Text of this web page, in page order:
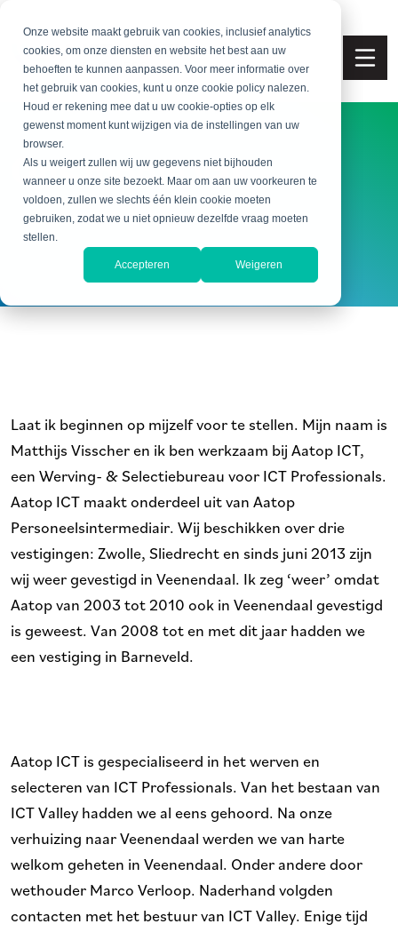
Onze website maakt gebruik van cookies, inclusief analytics
cookies, om onze diensten en website het best aan uw
behoeften te kunnen aanpassen. Voor meer informatie over
het gebruik van cookies, kunt u onze cookie policy nalezen.
Houd er rekening mee dat u uw cookie-opties op elk
gewenst moment kunt wijzigen via de instellingen van uw
browser.
Als u weigert zullen wij uw gegevens niet bijhouden
wanneer u onze site bezoekt. Maar om aan uw voorkeuren te
voldoen, zullen we slechts één klein cookie moeten
gebruiken, zodat we u niet opnieuw dezelfde vraag moeten
stellen.
Accepteren Weigeren
Ons mooie vak
Laat ik beginnen op mijzelf voor te stellen. Mijn naam is
Matthijs Visscher en ik ben werkzaam bij Aatop ICT,
een Werving- & Selectiebureau voor ICT Professionals.
Aatop ICT maakt onderdeel uit van Aatop
Personeelsintermediair. Wij beschikken over drie
vestigingen: Zwolle, Sliedrecht en sinds juni 2013 zijn
wij weer gevestigd in Veenendaal. Ik zeg ‘weer’ omdat
Aatop van 2003 tot 2010 ook in Veenendaal gevestigd
is geweest. Van 2008 tot en met dit jaar hadden we
een vestiging in Barneveld.
Aatop ICT is gespecialiseerd in het werven en
selecteren van ICT Professionals. Van het bestaan van
ICT Valley hadden we al eens gehoord. Na onze
verhuizing naar Veenendaal werden we van harte
welkom geheten in Veenendaal. Onder andere door
wethouder Marco Verloop. Naderhand volgden
contacten met het bestuur van ICT Valley. Enige tijd